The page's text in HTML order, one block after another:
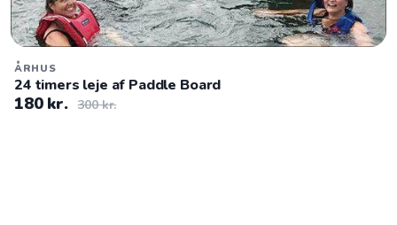
ÅRHUS
24 timers leje af Paddle Board
180 kr. 300 kr.